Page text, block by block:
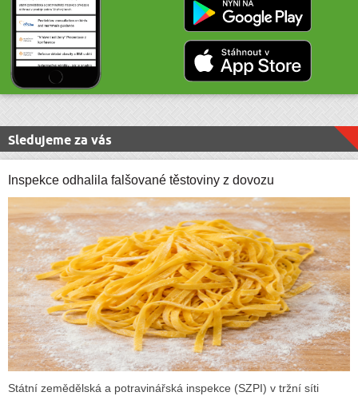
Sledujeme za vás
Inspekce odhalila falšované těstoviny z dovozu
Státní zemědělská a potravinářská inspekce (SZPI) v tržní síti